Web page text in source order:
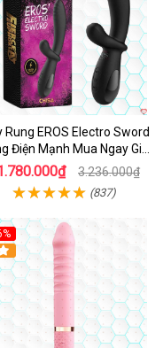
Rung EROS Electro Sword
Điện Mạnh Mua Ngay Giá
Tốt
3.236.000₫
(837)